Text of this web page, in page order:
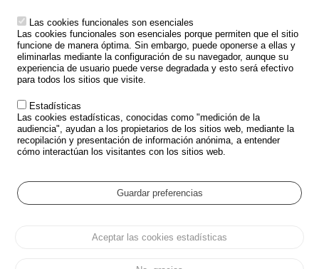
TRATAMIENTO DE DATOS PERSONALES PROCEDENTES DE
ACCIDENTES DE TRÁFICO
ESTUDIOS
CONVOCATORIA DE PROYECTOS DE ESTUDIOS
POLÍTICA DE SEGURIDAD VIAL
Outils
EVENTOS
GLOSARIO
Cookie settings
Protección de datos y CookiesAdministrar las cookies
Las cookies funcionales son esenciales
Las cookies funcionales son esenciales porque permiten que el sitio
funcione de manera óptima. Sin embargo, puede oponerse a ellas y
eliminarlas mediante la configuración de su navegador, aunque su
experiencia de usuario puede verse degradada y esto será efectivo
para todos los sitios que visite.
Estadísticas
Las cookies estadísticas, conocidas como "medición de la
audiencia", ayudan a los propietarios de los sitios web, mediante la
recopilación y presentación de información anónima, a entender
cómo interactúan los visitantes con los sitios web.
Guardar preferencias
Aceptar las cookies estadísticas